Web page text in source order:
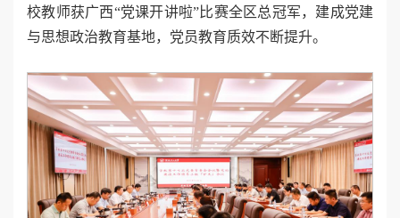
校教师获广西“党课开讲啦”比赛全区总冠军，建成党建
与思想政治教育基地，党员教育质效不断提升。